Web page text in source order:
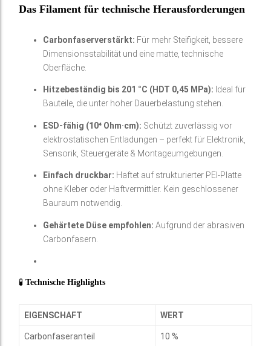
Das Filament für technische Herausforderungen
Carbonfaserverstärkt: Für mehr Steifigkeit, bessere
Dimensionsstabilität und eine matte, technische
Oberfläche.
Hitzebeständig bis 201 °C (HDT 0,45 MPa): Ideal für
Bauteile, die unter hoher Dauerbelastung stehen.
ESD-fähig (10⁴ Ohm·cm): Schützt zuverlässig vor
elektrostatischen Entladungen – perfekt für Elektronik,
Sensorik, Steuergeräte & Montageumgebungen.
Einfach druckbar: Haftet auf strukturierter PEI-Platte
ohne Kleber oder Haftvermittler. Kein geschlossener
Bauraum notwendig.
Gehärtete Düse empfohlen: Aufgrund der abrasiven
Carbonfasern.
🧪 Technische Highlights
EIGENSCHAFT WERT
Carbonfaseranteil 10 %